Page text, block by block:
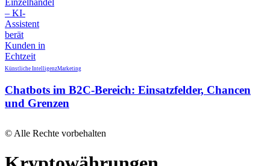
Künstliche IntelligenzMarketing
Chatbots im B2C-Bereich: Einsatzfelder, Chancen
und Grenzen
© Alle Rechte vorbehalten